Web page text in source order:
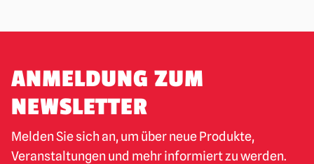
ANMELDUNG ZUM
NEWSLETTER
Melden Sie sich an, um über neue Produkte,
Veranstaltungen und mehr informiert zu werden.